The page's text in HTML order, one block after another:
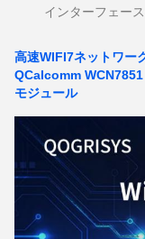
インターフェー
高速WIFI7ネットワー
QCalcomm
モジュール